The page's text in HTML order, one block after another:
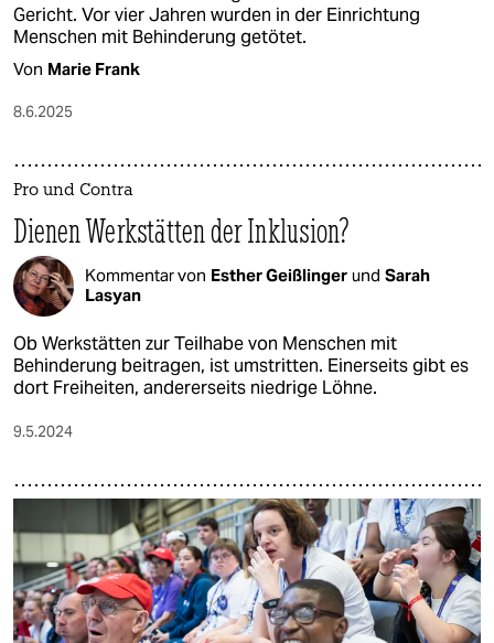
Gericht. Vor vier Jahren wurden in der Einrichtung
Menschen mit Behinderung getötet.
Von Marie Frank
8.6.2025
Pro und Contra
Dienen Werkstätten der Inklusion?
Kommentar von Esther Geißlinger und Sarah
Lasyan
Ob Werkstätten zur Teilhabe von Menschen mit
Behinderung beitragen, ist umstritten. Einerseits gibt es
dort Freiheiten, andererseits niedrige Löhne.
9.5.2024